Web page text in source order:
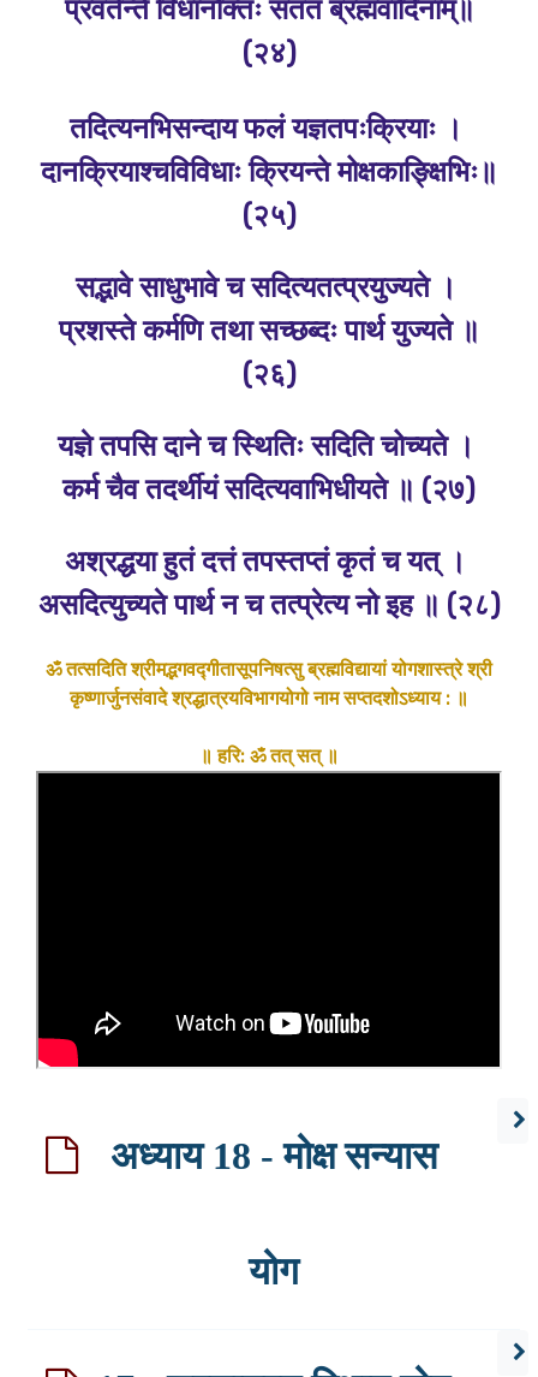
प्रवर्तन्ते विधानोक्तः सततं ब्रह्मवादिनाम्‌॥
(२४)
तदित्यनभिसन्दाय फलं यज्ञतपःक्रियाः ।
दानक्रियाश्चविविधाः क्रियन्ते मोक्षकाङ्क्षिभिः॥
(२५)
सद्भावे साधुभावे च सदित्यतत्प्रयुज्यते ।
प्रशस्ते कर्मणि तथा सच्छब्दः पार्थ युज्यते ॥
(२६)
यज्ञे तपसि दाने च स्थितिः सदिति चोच्यते ।
कर्म चैव तदर्थीयं सदित्यवाभिधीयते ॥ (२७)
अश्रद्धया हुतं दत्तं तपस्तप्तं कृतं च यत्‌ ।
असदित्युच्यते पार्थ न च तत्प्रेत्य नो इह ॥ (२८)
ॐ तत्सदिति श्रीमद्भगवद्गीतासूपनिषत्सु ब्रह्मविद्यायां योगशास्त्रे श्री
कृष्णार्जुनसंवादे श्रद्धात्रयविभागयोगो नाम सप्तदशोऽध्याय : ॥
॥ हरि: ॐ तत् सत् ॥
अध्याय 18 - मोक्ष सन्यास
योग